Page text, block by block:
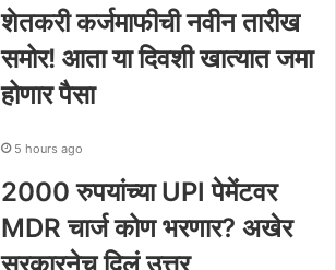
शेतकरी कर्जमाफीची नवीन तारीख
समोर! आता या दिवशी खात्यात जमा
होणार पैसा
5 hours ago
2000 रुपयांच्या UPI पेमेंटवर
MDR चार्ज कोण भरणार? अखेर
सरकारनेच दिलं उत्तर